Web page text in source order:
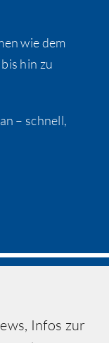
wie dem
hin zu
– schnell,
Infos zur